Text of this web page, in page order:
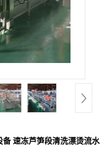
速冻芦笋段清洗漂烫流水